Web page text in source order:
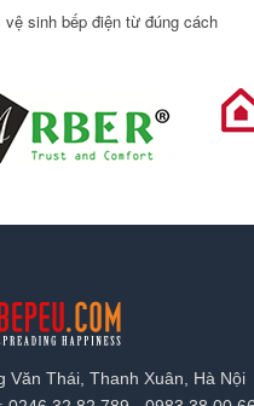
vệ sinh bếp điện từ đúng cách
Văn Thái, Thanh Xuân, Hà Nội